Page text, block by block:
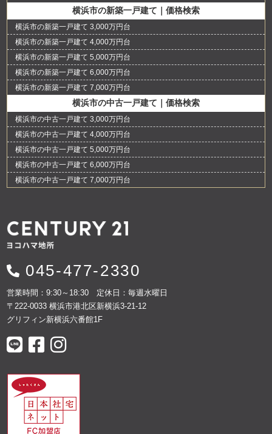
横浜市の新築一戸建て｜価格検索
横浜市の新築一戸建て 3,000万円台
横浜市の新築一戸建て 4,000万円台
横浜市の新築一戸建て 5,000万円台
横浜市の新築一戸建て 6,000万円台
横浜市の新築一戸建て 7,000万円台
横浜市の中古一戸建て｜価格検索
横浜市の中古一戸建て 3,000万円台
横浜市の中古一戸建て 4,000万円台
横浜市の中古一戸建て 5,000万円台
横浜市の中古一戸建て 6,000万円台
横浜市の中古一戸建て 7,000万円台
045-477-2330
営業時間：9:30～18:30 定休日：毎週水曜日
〒222-0033 横浜市港北区新横浜3-21-12
グリフィン新横浜六番館1F